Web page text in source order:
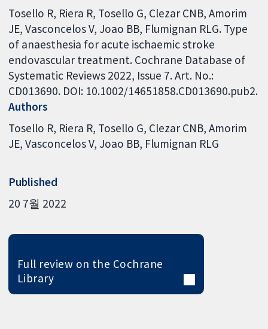
Tosello R, Riera R, Tosello G, Clezar CNB, Amorim
JE, Vasconcelos V, Joao BB, Flumignan RLG. Type
of anaesthesia for acute ischaemic stroke
endovascular treatment. Cochrane Database of
Systematic Reviews 2022, Issue 7. Art. No.:
CD013690. DOI: 10.1002/14651858.CD013690.pub2.
Authors
Tosello R Riera R Tosello G Clezar CNB Amorim
JE Vasconcelos V Joao BB Flumignan RLG
Published
20 7월 2022
Full review on the Cochrane
Library